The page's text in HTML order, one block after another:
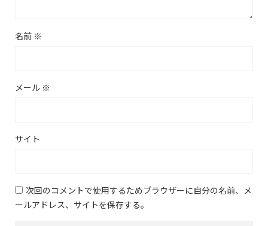
名前 ※
メール ※
サイト
次回のコメントで使用するためブラウザーに自分の名前、メ
ールアドレス、サイトを保存する。